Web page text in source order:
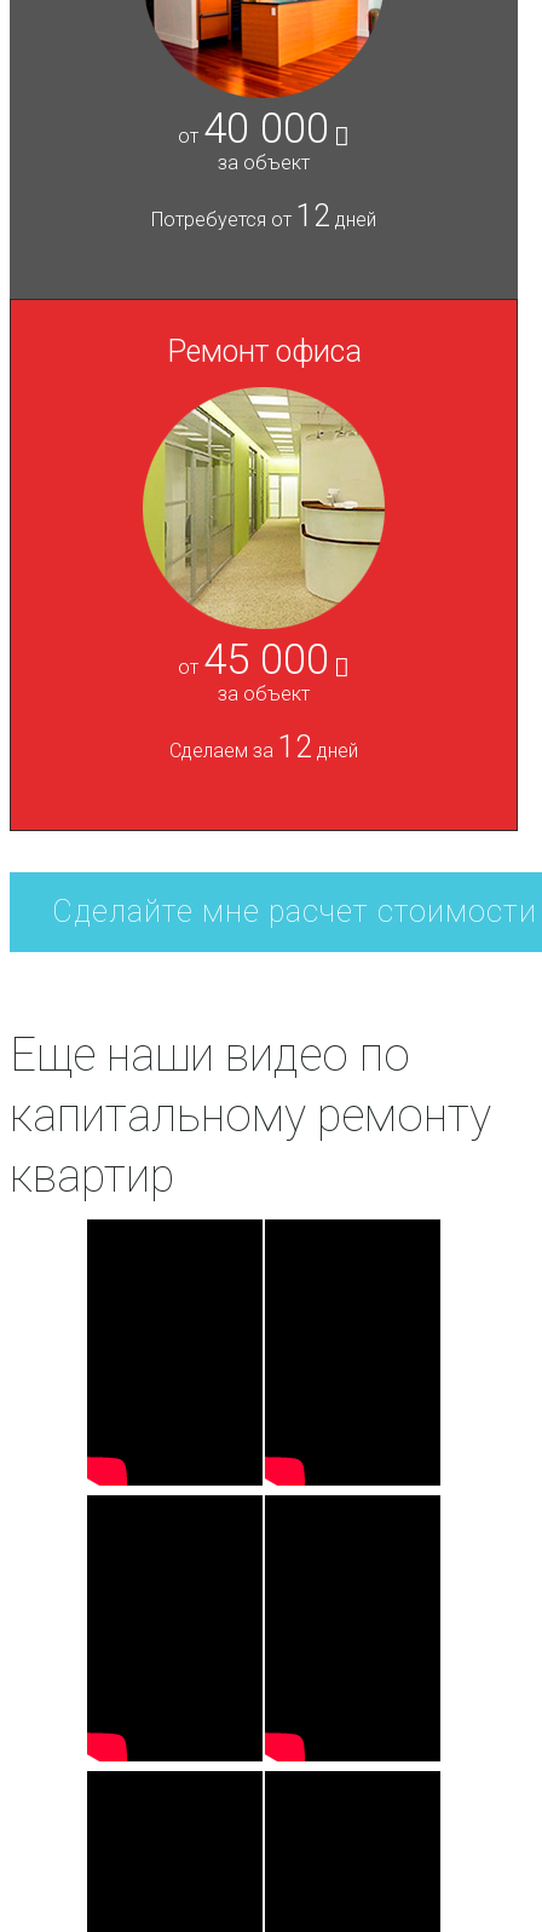
от 40 000
за объект
Потребуется от 12 дней
Ремонт офиса
от 45 000
за объект
Сделаем за 12 дней
Еще наши видео по
капитальному ремонту
квартир